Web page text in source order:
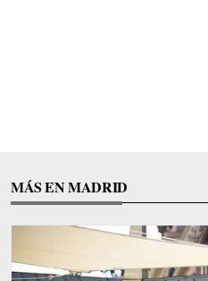
MÁS EN MADRID